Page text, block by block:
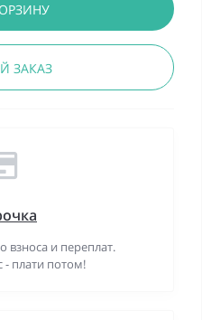
ЗАКАЗ
взноса и переплат.
- плати потом!